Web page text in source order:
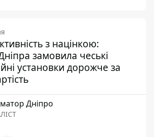
з націнкою:
замовила чеські
установки дорожче за
Дніпро